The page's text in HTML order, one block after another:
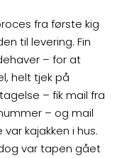
fra første kig
til levering. Fin
– for at
helt tjek på
– fik mail fra
– og mail
kajakken i hus.
var tapen gået